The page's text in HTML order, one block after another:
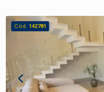
Cód. 142781